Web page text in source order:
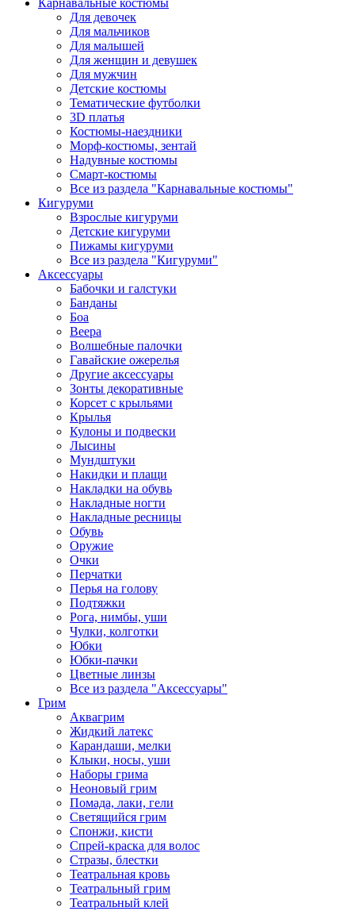
Карнавальные костюмы
Для девочек
Для мальчиков
Для малышей
Для женщин и девушек
Для мужчин
Детские костюмы
Тематические футболки
3D платья
Костюмы-наездники
Морф-костюмы, зентай
Надувные костюмы
Смарт-костюмы
Все из раздела "Карнавальные костюмы"
Кигуруми
Взрослые кигуруми
Детские кигуруми
Пижамы кигуруми
Все из раздела "Кигуруми"
Аксессуары
Бабочки и галстуки
Банданы
Боа
Веера
Волшебные палочки
Гавайские ожерелья
Другие аксессуары
Зонты декоративные
Корсет с крыльями
Крылья
Кулоны и подвески
Лысины
Мундштуки
Накидки и плащи
Накладки на обувь
Накладные ногти
Накладные ресницы
Обувь
Оружие
Очки
Перчатки
Перья на голову
Подтяжки
Рога, нимбы, уши
Чулки, колготки
Юбки
Юбки-пачки
Цветные линзы
Все из раздела "Аксессуары"
Грим
Аквагрим
Жидкий латекс
Карандаши, мелки
Клыки, носы, уши
Наборы грима
Неоновый грим
Помада, лаки, гели
Светящийся грим
Спонжи, кисти
Спрей-краска для волос
Стразы, блестки
Театральная кровь
Театральный грим
Театральный клей